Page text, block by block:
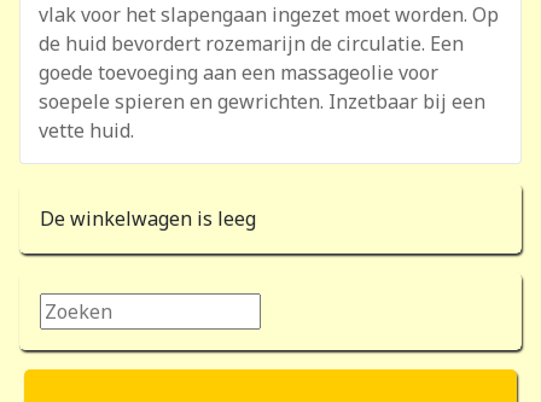
vlak voor het slapengaan ingezet moet worden. Op
de huid bevordert rozemarijn de circulatie. Een
goede toevoeging aan een massageolie voor
soepele spieren en gewrichten. Inzetbaar bij een
vette huid.
De winkelwagen is leeg
Zoeken...